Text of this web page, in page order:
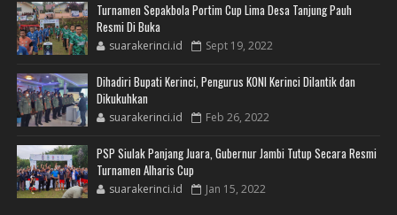
Turnamen Sepakbola Portim Cup Lima Desa Tanjung Pauh
Resmi Di Buka
suarakerinci.id Sept 19, 2022
Dihadiri Bupati Kerinci, Pengurus KONI Kerinci Dilantik dan
Dikukuhkan
suarakerinci.id Feb 26, 2022
PSP Siulak Panjang Juara, Gubernur Jambi Tutup Secara Resmi
Turnamen Alharis Cup
suarakerinci.id Jan 15, 2022